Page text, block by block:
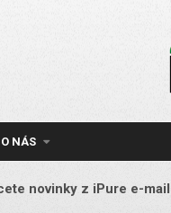
O NÁS
novinky z iPure e-